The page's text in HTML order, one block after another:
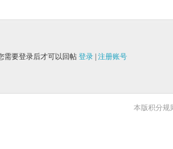
需要登录后才可以回帖 登录| 注册账号
本版积分规